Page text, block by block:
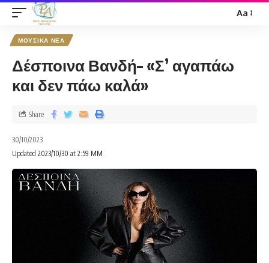
Aa
ΜΟΥΣΙΚΑ ΝΕΑ
Δέσποινα Βανδή– «Σ’ αγαπάω
και δεν πάω καλά»
30/10/2023
Updated 2023/10/30 at 2:59 ΜΜ
Share